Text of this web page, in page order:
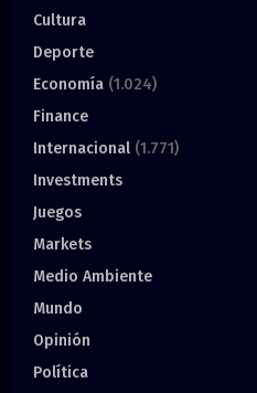
Cultura
Deporte
Economía (1.024)
Finance
Internacional (1.771)
Investments
Juegos
Markets
Medio Ambiente
Mundo
Opinión
Política